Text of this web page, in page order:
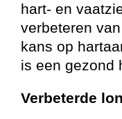
hart- en
verbeteren
kans op
is een gezond
Verbeterde